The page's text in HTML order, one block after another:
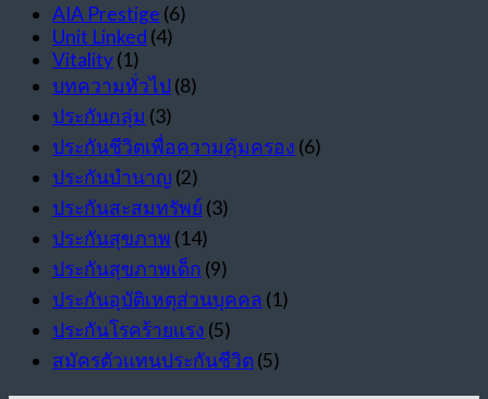
AIA Prestige (6)
Unit Linked (4)
Vitality(1)
บทความทั่วไป (8)
ประกันกลุ่ม (3)
ประกันชีวิตเพื่อความคุ้มครอง (6)
ประกันบำนาญ (2)
ประกันสะสมทรัพย์ (3)
ประกันสุขภาพ (14)
ประกันสุขภาพเด็ก (9)
ประกันอุบัติเหตุส่วนบุคคล (1)
ประกันโรคร้ายแรง (5)
สมัครตัวแทนประกันชีวิต (5)